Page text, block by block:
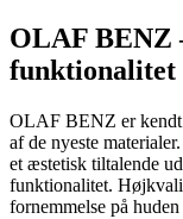
OLAF BENZ
funktionalitet
OLAF BENZ er kendt
af de nyeste
et æstetisk tiltalende
funktionalitet.
fornemmelse på